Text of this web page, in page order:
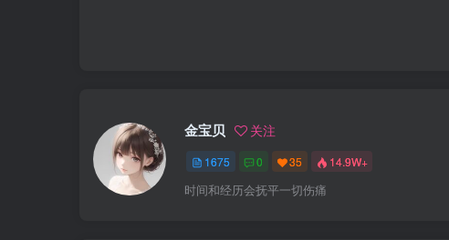
金宝贝 关注
1675 0 35 14.9W+
时间和经历会抚平一切伤痛